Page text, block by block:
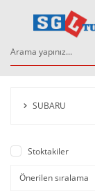
SUBARU
Stoktakiler